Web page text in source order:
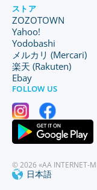
ストア
ZOZOTOWN
Yahoo!
Yodobashi
メルカリ (Mercari)
楽天 (Rakuten)
Ebay
FOLLOW US
© 2026 «AA INTERNET-
日本語